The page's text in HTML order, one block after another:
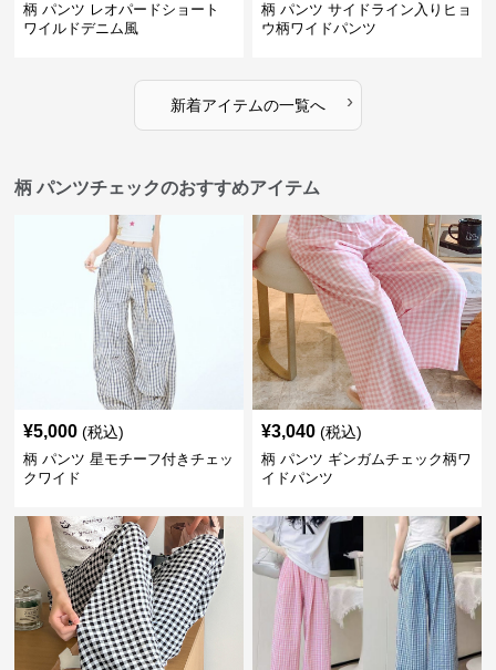
柄 パンツ レオパードショート
ワイルドデニム風
柄 パンツ サイドライン入りヒョ
ウ柄ワイドパンツ
新着アイテムの一覧へ ›
柄 パンツチェックのおすすめアイテム
¥5,000 (税込)
柄 パンツ 星モチーフ付きチェッ
クワイド
¥3,040 (税込)
柄 パンツ ギンガムチェック柄ワ
イドパンツ